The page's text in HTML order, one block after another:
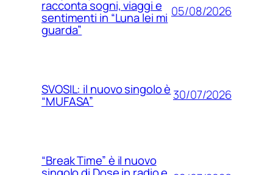
racconta sogni, viaggi e
sentimenti in “Luna lei mi
guarda”
05/08/2026
SVOSIL: il nuovo singolo è
“MUFASA” 30/07/2026
“Break Time” è il nuovo